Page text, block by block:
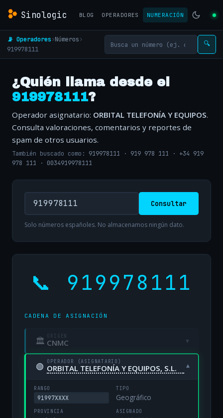
Sinologic BLOG OPERADORES NUMERACIÓN
📡 Operadores›Números›
919978111
🔍
¿Quién llama desde el
919978111?
Operador asignatario: ORBITAL TELEFONÍA Y EQUIPOS.
Consulta valoraciones, comentarios y reportes de
spam de otros usuarios.
También buscado como: 919978111 · 919 978 111 · +34 919
978 111 · 0034919978111
Consultar
Solo números españoles. No almacenamos ningún dato.
📞 919978111
CADENA DE ASIGNACIÓN
🏛 ORIGEN
CNMC ▾
🟢 OPERADOR (ASIGNATARIO)
ORBITAL TELEFONÍA Y EQUIPOS, S.L. ▾
RANGO
91997XXXX
TIPO
Geográfico
PROVINCIA ASIGNADO